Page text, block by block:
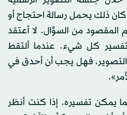
كان ذلك يحمل رسالة احتجاج أو
المقصود من السؤال. لا أعتقد
كل شيء. عندما ألتقط
فهل يجب أن أحدق في
يمكن تفسيره. إذا كنت أنظر